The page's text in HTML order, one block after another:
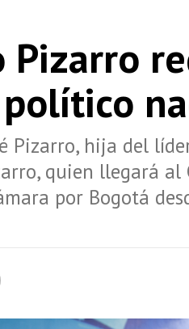
Pizarro, hija del
quien llegará al
por Bogotá